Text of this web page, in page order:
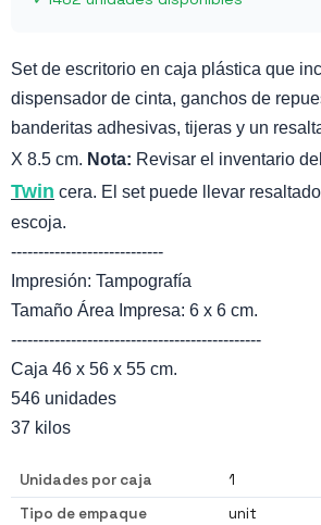
Set de escritorio en caja plástica que
dispensador de cinta, ganchos de
banderitas adhesivas, tijeras y un
X 8.5 cm. Nota: Revisar el inventario del
Twin cera. El set puede llevar
escoja.
----------------------------
Impresión: Tampografía
Tamaño Área Impresa: 6 x 6 cm.
----------------------------------------------
Caja 46 x 56 x 55 cm.
546 unidades
37 kilos
Unidades por caja
1
Tipo de empaque
unit